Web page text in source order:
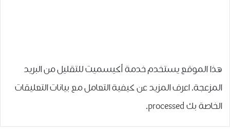
هذا الموقع يستخدم خدمة أكيسميت للتقليل من البريد
المزعجة.اعرف المزيد عن كيفية التعامل مع بيانات التعليقات
الخاصة بك processed
.